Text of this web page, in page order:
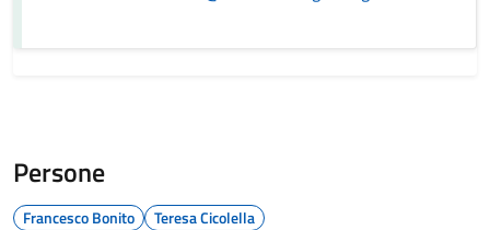
Persone
Francesco Bonito Teresa Cicolella